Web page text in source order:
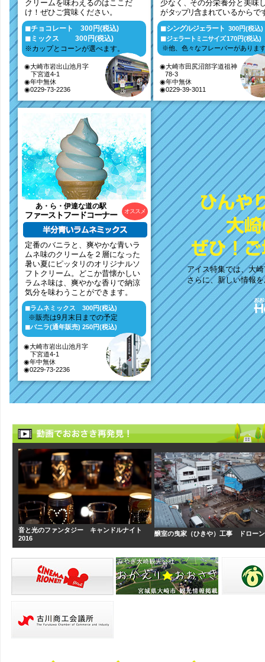
音と光のファンタジー キャンドルナイト
2016
醸室の曳家（ひきや）工事 ドロー